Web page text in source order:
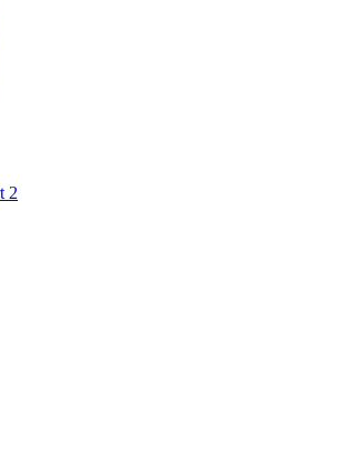
2